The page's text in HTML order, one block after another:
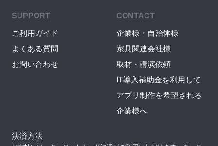
SUPPORT
ご利用ガイド
よくある質問
お問い合わせ
CONTACT
企業様・自治体様
家具関連会社様
取材・講演依頼
IT導入補助金を利用して
アプリ制作を希望される
企業様へ
決済方法